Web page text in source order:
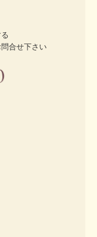
合せ下さい